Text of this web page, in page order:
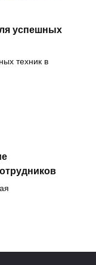
успешных
техник в